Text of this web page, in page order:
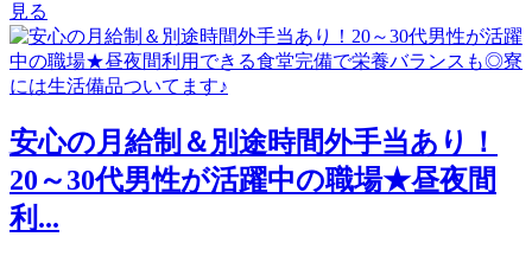
見る
安心の月給制＆別途時間外手当あり！
20～30代男性が活躍中の職場★昼夜間
利...